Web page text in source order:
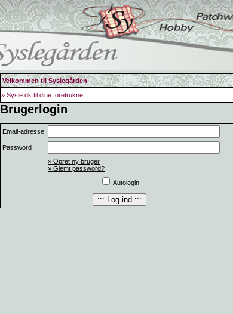
Velkommen til Syslegården
» Sysle.dk til dine foretrukne
Brugerlogin
Email-adresse
Password
» Opret ny bruger
» Glemt password?
Autologin